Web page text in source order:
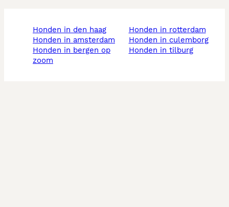
honden in den haag
honden in amsterdam
honden in bergen op
zoom
honden in rotterdam
honden in culemborg
honden in tilburg